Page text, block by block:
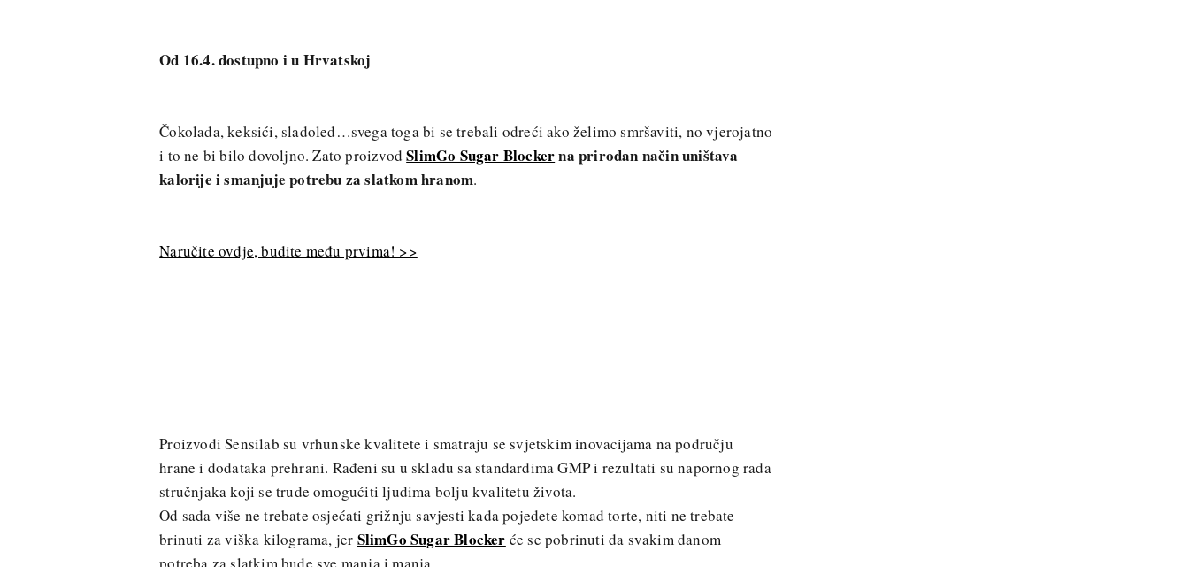
Od 16.4. dostupno i u Hrvatskoj
Čokolada, keksići, sladoled…svega toga bi se trebali odreći ako želimo smršaviti, no vjerojatno
i to ne bi bilo dovoljno. Zato proizvodSlimGo Sugar Blockerna prirodan način uništava
kalorije i smanjuje potrebu za slatkom hranom.
Naručite ovdje, budite među prvima! >>
Proizvodi Sensilab su vrhunske kvalitete i smatraju se svjetskim inovacijama na području
hrane i dodataka prehrani. Rađeni su u skladu sa standardima GMP i rezultati su napornog rada
stručnjaka koji se trude omogućiti ljudima bolju kvalitetu života.
Od sada više ne trebate osjećati grižnju savjesti kada pojedete komad torte, niti ne trebate
brinuti za viška kilograma, jer SlimGo Sugar Blocker će se pobrinuti da svakim danom
potreba za slatkim bude sve manja i manja.